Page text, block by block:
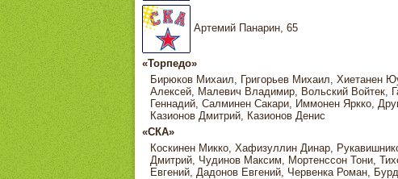
Артемий Панарин, 65
«Торпедо»
Бирюков Михаил, Григорьев Михаил, Хиетанен
Алексей, Малевич Владимир, Вольский Войтек,
Геннадий, Салминен Сакари, Иммонен Яркко,
Казионов Дмитрий, Казионов Денис
«СКА»
Коскинен Микко, Хафизуллин Динар,
Дмитрий, Чудинов Максим, Мортенссон Тони,
Евгений, Дадонов Евгений, Червенка Роман,